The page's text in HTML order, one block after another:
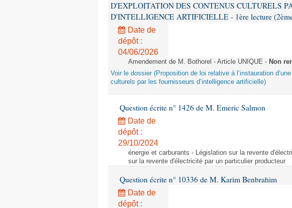
D'EXPLOITATION DES CONTENUS CULTURELS
D'INTELLIGENCE ARTIFICIELLE - 1ère lecture (2ème
Date de
dépôt :
04/06/2026
Amendement de M. Bothorel - Article UNIQUE - Non
Voir le dossier (Proposition de loi relative à l’instauration
culturels par les fournisseurs d’intelligence artificielle)
Question écrite n° 1426 de M. Emeric Salmon
Date de
dépôt :
29/10/2024
énergie et carburants - Législation sur la revente
sur la revente d'électricité par un particulier producteur
Question écrite n° 10336 de M. Karim Benbrahim
Date de
dépôt :